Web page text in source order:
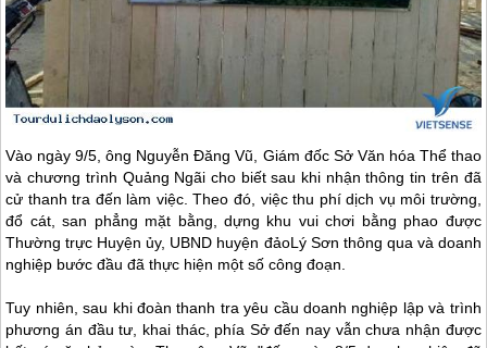
Vào ngày 9/5, ông Nguyễn Đăng Vũ, Giám đốc Sở Văn hóa Thể thao
và chương trình Quảng Ngãi cho biết sau khi nhận thông tin trên đã
cử thanh tra đến làm việc. Theo đó, việc thu phí dịch vụ môi trường,
đổ cát, san phẳng mặt bằng, dựng khu vui chơi bằng phao được
Thường trực Huyện ủy, UBND huyện đảoLý Sơn thông qua và doanh
nghiệp bước đầu đã thực hiện một số công đoạn.
Tuy nhiên, sau khi đoàn thanh tra yêu cầu doanh nghiệp lập và trình
phương án đầu tư, khai thác, phía Sở đến nay vẫn chưa nhận được